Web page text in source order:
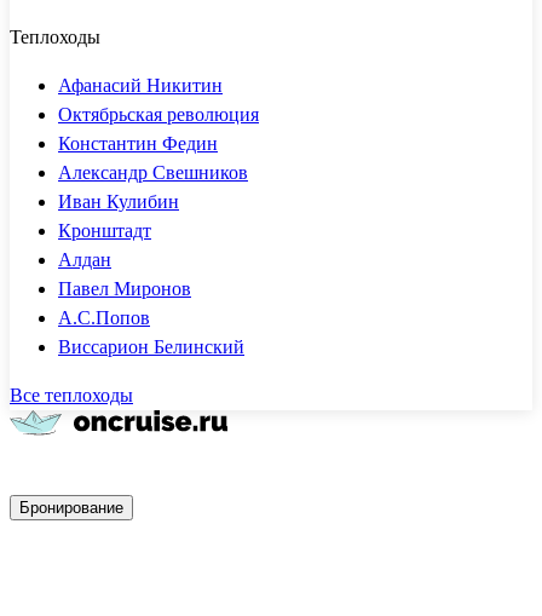
Теплоходы
Афанасий Никитин
Октябрьская революция
Константин Федин
Александр Свешников
Иван Кулибин
Кронштадт
Алдан
Павел Миронов
А.С.Попов
Виссарион Белинский
Все теплоходы
Бронирование